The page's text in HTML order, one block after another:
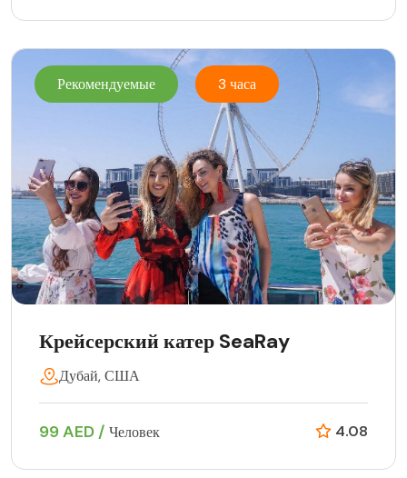
Рекомендуемые 3 часа
Крейсерский катер SeaRay
Дубай, США
99 AED / Человек 4.08